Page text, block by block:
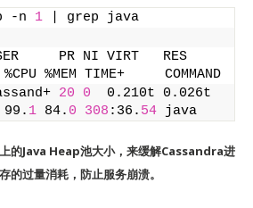
-n 1 | grep java
PR NI VIRT   RES
%MEM TIME+     COMMAND
20 0
  0.210t 0.026t
99. 1 84. 0 308 :36. 54 java
的Java Heap池大小，来缓解Cassandra进
的过量消耗，防止服务崩溃。